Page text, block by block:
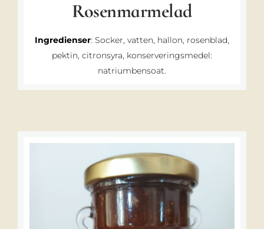
Rosenmarmelad
Ingredienser: Socker, vatten, hallon, rosenblad,
pektin, citronsyra, konserveringsmedel:
natriumbensoat.